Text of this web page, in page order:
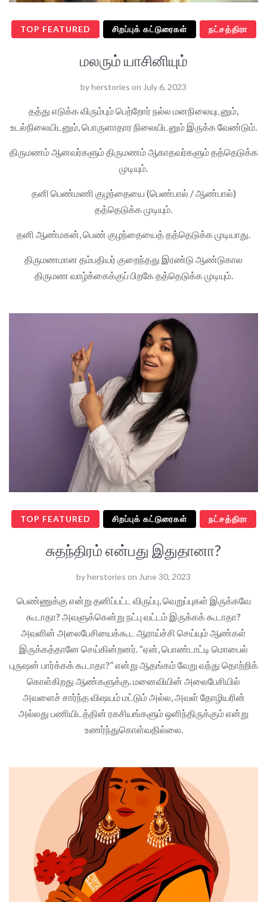
TOP FEATURED சிறப்புக் கட்டுரைகள் நட்சத்திரா
மலரும் யாசினியும்
byherstories on July 6, 2023
தத்து எடுக்க விரும்பும் பெற்றோர் நல்ல மனநிலையுடனும்,
உடல்நிலையிடனும், பொருளாதார நிலையிடனும் இருக்க வேண்டும்.
திருமணம் ஆனவர்களும் திருமணம் ஆகாதவர்களும் தத்தெடுக்க
முடியும்.
தனி பெண்மணி குழந்தையை (பெண்பால் / ஆண்பால்)
தத்தெடுக்க முடியும்.
தனி ஆண்மகன், பெண் குழந்தையைத் தத்தெடுக்க முடியாது.
திருமணமான தம்பதியர் குறைந்தது இரண்டு ஆண்டுகால
திருமண வாழ்க்கைக்குப் பிறகே தத்தெடுக்க முடியும்.
TOP FEATURED சிறப்புக் கட்டுரைகள் நட்சத்திரா
சுதந்திரம் என்பது இதுதானா?
byherstories on June 30, 2023
பெண்ணுக்கு என்று தனிப்பட்ட விருப்பு, வெறுப்புகள் இருக்கவே
கூடாதா? அவளுக்கென்று நட்பு வட்டம் இருக்கக் கூடாதா?
அவளின் அலைபேசியைக்கூட ஆராய்ச்சி செய்யும் ஆண்கள்
இருக்கத்தானே செய்கின்றனர். “ஏன், பொண்டாட்டி மொபைல்
புருஷன் பார்க்கக் கூடாதா?” என்று ஆதங்கம் வேறு வந்து தொற்றிக்
கொள்கிறது ஆண்களுக்கு. மனைவியின் அலைபேசியில்
அவளைச் சார்ந்த விஷயம் மட்டும் அல்ல, அவள் தோழியரின்
அல்லது பணியிடத்தின் ரகசியங்களும் ஒளிந்திருக்கும் என்று
உணர்ந்துகொள்வதில்லை.